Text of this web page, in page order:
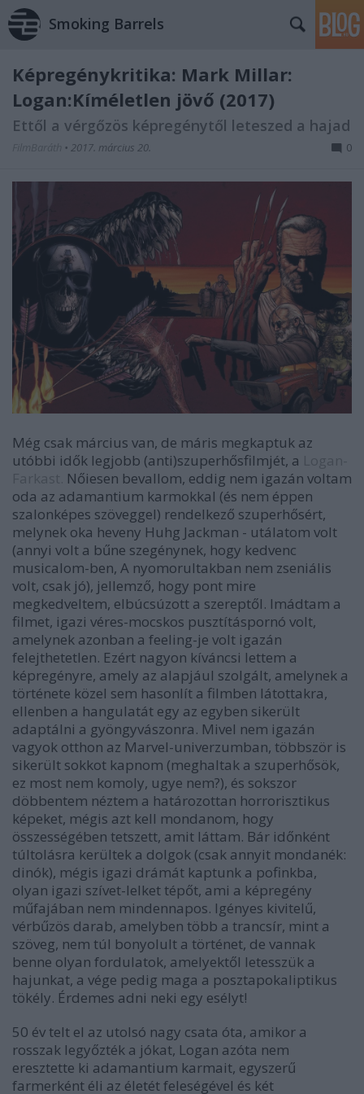
Smoking Barrels
Képregénykritika: Mark Millar:
Logan:Kíméletlen jövő (2017)
Ettől a vérgőzös képregénytől leteszed a hajad
• 2017. március 20. 0
Még csak március van, de máris megkaptuk az
utóbbi idők legjobb (anti)szuperhősfilmjét, a
Nőiesen bevallom, eddig nem igazán voltam
oda az adamantium karmokkal (és nem éppen
szalonképes szöveggel) rendelkező szuperhősért,
melynek oka heveny Huhg Jackman - utálatom volt
(annyi volt a bűne szegénynek, hogy kedvenc
musicalom-ben, A nyomorultakban nem zseniális
volt, csak jó), jellemző, hogy pont mire
megkedveltem, elbúcsúzott a szereptől. Imádtam a
filmet, igazi véres-mocskos pusztításpornó volt,
amelynek azonban a feeling-je volt igazán
felejthetetlen. Ezért nagyon kíváncsi lettem a
képregényre, amely az alapjául szolgált, amelynek a
története közel sem hasonlít a filmben látottakra,
ellenben a hangulatát egy az egyben sikerült
adaptálni a gyöngyvászonra. Mivel nem igazán
vagyok otthon az Marvel-univerzumban, többször is
sikerült sokkot kapnom (meghaltak a szuperhősök,
ez most nem komoly, ugye nem?), és sokszor
döbbentem néztem a határozottan horrorisztikus
képeket, mégis azt kell mondanom, hogy
összességében tetszett, amit láttam. Bár időnként
túltolásra kerültek a dolgok (csak annyit mondanék:
dinók), mégis igazi drámát kaptunk a pofinkba,
olyan igazi szívet-lelket tépőt, ami a képregény
műfajában nem mindennapos. Igényes kivitelű,
vérbűzös darab, amelyben több a trancsír, mint a
szöveg, nem túl bonyolult a történet, de vannak
benne olyan fordulatok, amelyektől letesszük a
hajunkat, a vége pedig maga a posztapokaliptikus
tökély. Érdemes adni neki egy esélyt!
50 év telt el az utolsó nagy csata óta, amikor a
rosszak legyőzték a jókat, Logan azóta nem
eresztette ki adamantium karmait, egyszerű
farmerként éli az életét feleségével és két